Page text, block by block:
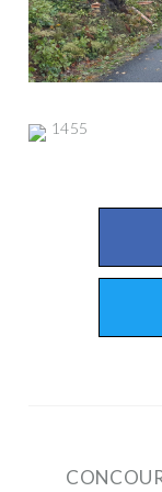
1455